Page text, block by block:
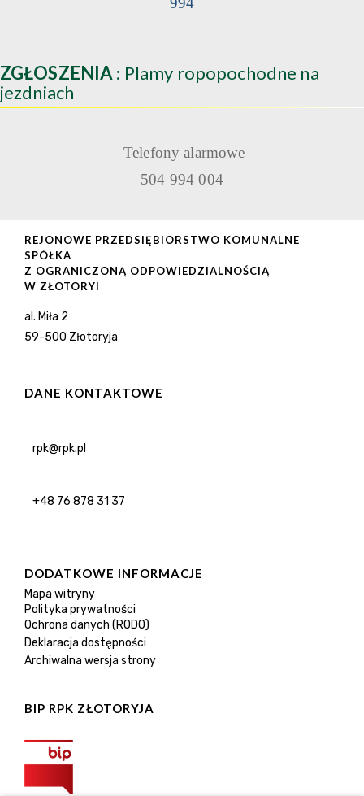
ZGŁOSZENIA : Plamy ropopochodne na
jezdniach
Telefony alarmowe
504 994 004
REJONOWE PRZEDSIĘBIORSTWO KOMUNALNE
SPÓŁKA
Z OGRANICZONĄ ODPOWIEDZIALNOŚCIĄ
W ZŁOTORYI
al. Miła 2
59-500 Złotoryja
DANE KONTAKTOWE
rpk@rpk.pl
+48 76 878 31 37
DODATKOWE INFORMACJE
Mapa witryny
Polityka prywatności
Ochrona danych (RODO)
Deklaracja dostępności
Archiwalna wersja strony
BIP RPK ZŁOTORYJA